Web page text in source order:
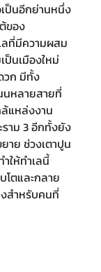
ป็นอีกย่านหนึ่ง
ของ
ลที่มีความผสม
ป็นเมืองใหม่
วก มีทั้ง
นหลายสายที่
ล้แหล่งงาน
าม 3 อีกทั้งยัง
าย ช่วงเตาปูน
ให้ทำเลนี้
ตและกลาย
สำหรับคนที่